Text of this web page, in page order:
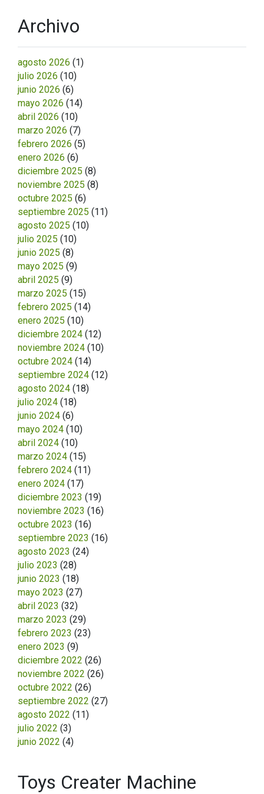
Archivo
agosto 2026 (1)
julio 2026 (10)
junio 2026 (6)
mayo 2026 (14)
abril 2026 (10)
marzo 2026 (7)
febrero 2026 (5)
enero 2026 (6)
diciembre 2025 (8)
noviembre 2025 (8)
octubre 2025 (6)
septiembre 2025 (11)
agosto 2025 (10)
julio 2025 (10)
junio 2025 (8)
mayo 2025 (9)
abril 2025 (9)
marzo 2025 (15)
febrero 2025 (14)
enero 2025 (10)
diciembre 2024 (12)
noviembre 2024 (10)
octubre 2024 (14)
septiembre 2024 (12)
agosto 2024 (18)
julio 2024 (18)
junio 2024 (6)
mayo 2024 (10)
abril 2024 (10)
marzo 2024 (15)
febrero 2024 (11)
enero 2024 (17)
diciembre 2023 (19)
noviembre 2023 (16)
octubre 2023 (16)
septiembre 2023 (16)
agosto 2023 (24)
julio 2023 (28)
junio 2023 (18)
mayo 2023 (27)
abril 2023 (32)
marzo 2023 (29)
febrero 2023 (23)
enero 2023 (9)
diciembre 2022 (26)
noviembre 2022 (26)
octubre 2022 (26)
septiembre 2022 (27)
agosto 2022 (11)
julio 2022 (3)
junio 2022 (4)
Toys Creater Machine